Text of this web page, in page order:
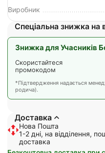
Виробник
Спеціальна знижка на
Знижка для Учасників
Скористайтеся
промокодом
*Підтвердження надається
родича).
Доставка
Нова Пошта
1-2 дні, на відділення,
доставка